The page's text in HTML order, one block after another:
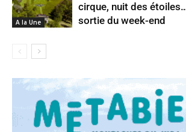
A la Une
cirque, nuit des
sortie du week-end